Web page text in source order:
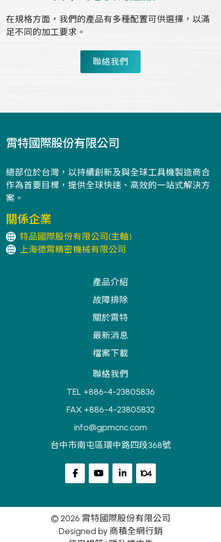
在規格方面，我們的產品有多種配置可供選擇，以滿
足不同的加工要求。
聯絡我們
霄特國際股份有限公司
總部位於台灣，以持續創新及與全球工具機製造商合
作為首要目標，提供全球快速、高效的一站式解決方
案。
關係企業
特品國際股份有限公司(主軸)
上海德霄精密機械有限公司
產品介紹
故障排除
關於霄特
最新消息
檔案下載
聯絡我們
TEL +886-4-23805836
FAX +886-4-23805832
info@gpmcnc.com
台中市南屯區環中路四段368號
© 2026 霄特國際股份有限公司
Designed by 商積全網行銷